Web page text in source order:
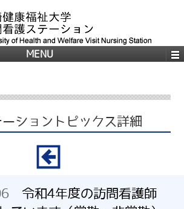
MENU
ショントピックス詳細
令和4年度の訪問看護師